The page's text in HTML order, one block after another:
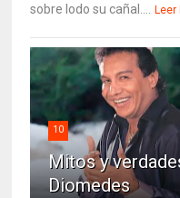
sobre lodo su cañal.... Leer
10
Mitos y
Diomedes